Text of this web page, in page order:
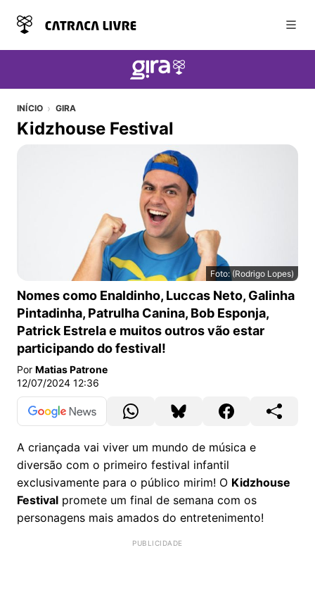
INÍCIO GIRA
Kidzhouse Festival
Foto: (Rodrigo Lopes)
Kidzhouse Festival
Nomes como Enaldinho, Luccas Neto, Galinha
Pintadinha, Patrulha Canina, Bob Esponja,
Patrick Estrela e muitos outros vão estar
participando do festival!
Por Matias Patrone
12/07/2024 12:36
A criançada vai viver um mundo de música e
diversão com o primeiro festival infantil
exclusivamente para o público mirim! O Kidzhouse
Festival promete um final de semana com os
personagens mais amados do entretenimento!